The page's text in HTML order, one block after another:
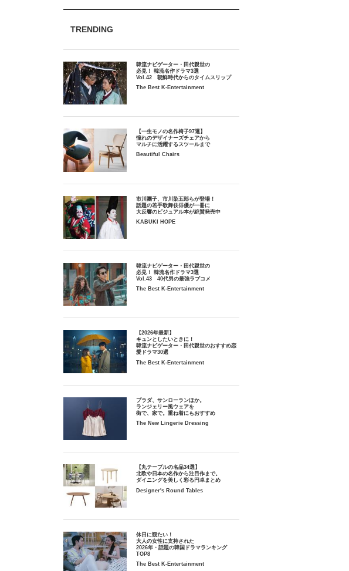
TRENDING
韓流ナビゲーター・田代親世の
必見！ 韓流名作ドラマ3選
Vol.42 朝鮮時代からのタイムスリップ
The Best K-Entertainment
【一生モノの名作椅子97選】
憧れのデザイナーズチェアから
マルチに活躍するスツールまで
Beautiful Chairs
市川團子、市川染五郎らが登場！
話題の若手歌舞伎俳優が一冊に
大反響のビジュアル本が絶賛発売中
KABUKI HOPE
韓流ナビゲーター・田代親世の
必見！ 韓流名作ドラマ3選
Vol.43 40代男の最強ラブコメ
The Best K-Entertainment
【2026年最新】
キュンとしたいときに！
韓流ナビゲーター・田代親世のおすすめ恋
愛ドラマ30選
The Best K-Entertainment
プラダ、サンローランほか。
ランジェリー風ウェアを
街で、家で。重ね着にもおすすめ
The New Lingerie Dressing
【丸テーブルの名品34選】
北欧や日本の名作から注目作まで。
ダイニングを美しく彩る円卓まとめ
Designer's Round Tables
休日に観たい！
大人の女性に支持された
2026年・話題の韓国ドラマランキング
TOP8
The Best K-Entertainment